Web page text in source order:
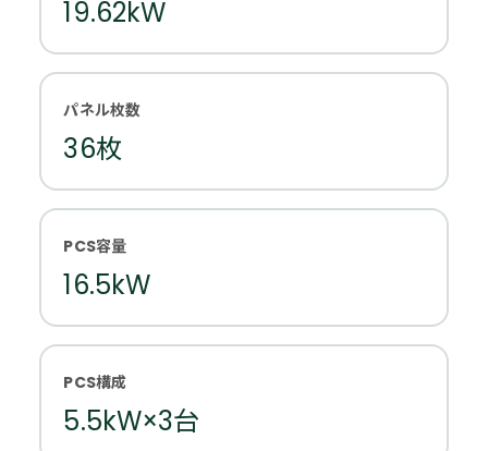
19.62kW
パネル枚数
36枚
PCS容量
16.5kW
PCS構成
5.5kW×3台